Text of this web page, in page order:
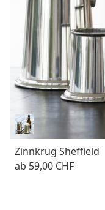
Zinnkrug Sheffield
ab 59,00 CHF